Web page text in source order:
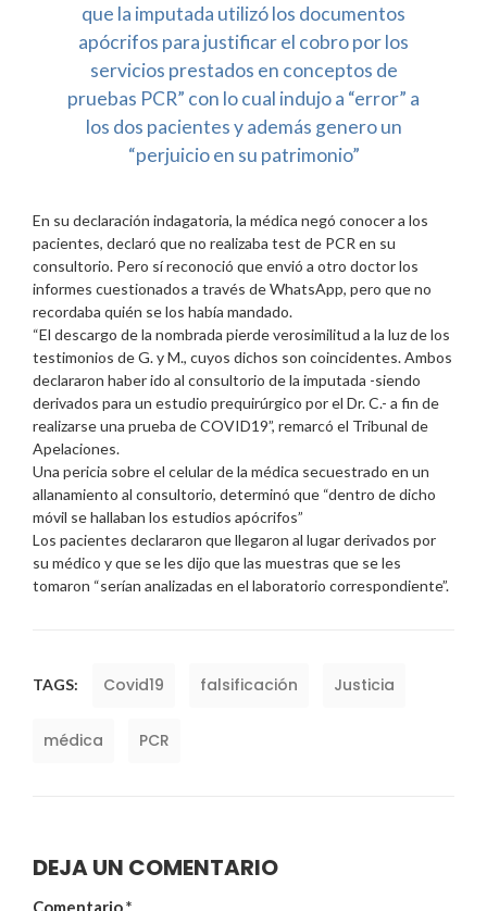
que la imputada utilizó los documentos
apócrifos para justificar el cobro por los
servicios prestados en conceptos de
pruebas PCR” con lo cual indujo a “error” a
los dos pacientes y además genero un
“perjuicio en su patrimonio”
En su declaración indagatoria, la médica negó conocer a los
pacientes, declaró que no realizaba test de PCR en su
consultorio. Pero sí reconoció que envió a otro doctor los
informes cuestionados a través de WhatsApp, pero que no
recordaba quién se los había mandado.
“El descargo de la nombrada pierde verosimilitud a la luz de los
testimonios de G. y M., cuyos dichos son coincidentes. Ambos
declararon haber ido al consultorio de la imputada -siendo
derivados para un estudio prequirúrgico por el Dr. C.- a fin de
realizarse una prueba de COVID19”, remarcó el Tribunal de
Apelaciones.
Una pericia sobre el celular de la médica secuestrado en un
allanamiento al consultorio, determinó que “dentro de dicho
móvil se hallaban los estudios apócrifos”
Los pacientes declararon que llegaron al lugar derivados por
su médico y que se les dijo que las muestras que se les
tomaron “serían analizadas en el laboratorio correspondiente”.
TAGS: Covid19 falsificación Justicia
médica PCR
DEJA UN COMENTARIO
Comentario*